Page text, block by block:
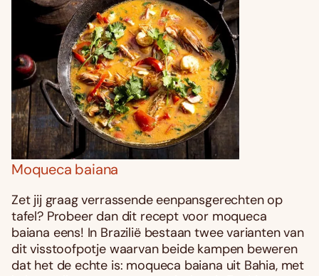
Moqueca baiana
Zet jij graag verrassende eenpansgerechten op
tafel? Probeer dan dit recept voor moqueca
baiana eens! In Brazilië bestaan twee varianten van
dit visstoofpotje waarvan beide kampen beweren
dat het de echte is: moqueca baiana uit Bahia, met